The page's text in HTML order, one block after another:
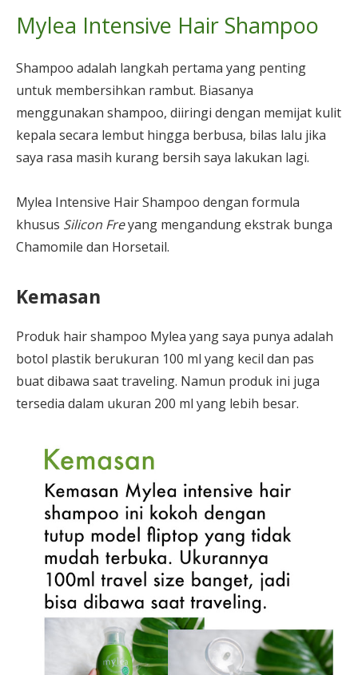
Mylea Intensive Hair Shampoo
Shampoo adalah langkah pertama yang penting
untuk membersihkan rambut. Biasanya
menggunakan shampoo, diiringi dengan memijat kulit
kepala secara lembut hingga berbusa, bilas lalu jika
saya rasa masih kurang bersih saya lakukan lagi.
Mylea Intensive Hair Shampoo dengan formula
khusus Silicon Freyang mengandung ekstrak bunga
Chamomile dan Horsetail.
Kemasan
Produk hair shampoo Mylea yang saya punya adalah
botol plastik berukuran 100 ml yang kecil dan pas
buat dibawa saat traveling. Namun produk ini juga
tersedia dalam ukuran 200 ml yang lebih besar.